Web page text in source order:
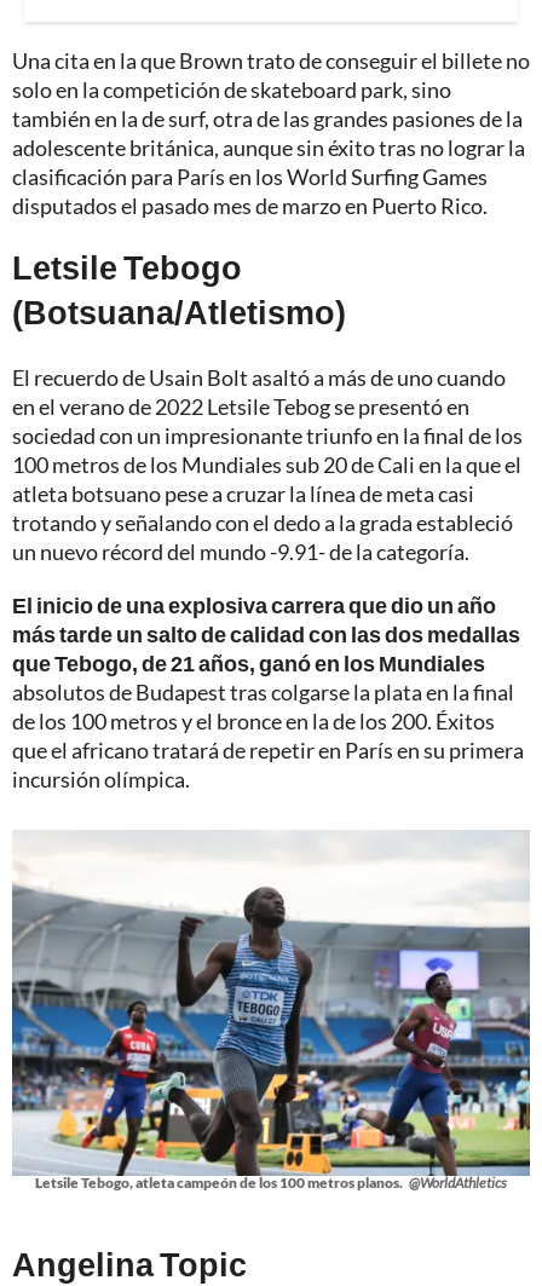
Una cita en la que Brown trato de conseguir el billete no
solo en la competición de skateboard park, sino
también en la de surf, otra de las grandes pasiones de la
adolescente británica, aunque sin éxito tras no lograr la
clasificación para París en los World Surfing Games
disputados el pasado mes de marzo en Puerto Rico.
Letsile Tebogo
(Botsuana/Atletismo)
El recuerdo de Usain Bolt asaltó a más de uno cuando
en el verano de 2022 Letsile Tebog se presentó en
sociedad con un impresionante triunfo en la final de los
100 metros de los Mundiales sub 20 de Cali en la que el
atleta botsuano pese a cruzar la línea de meta casi
trotando y señalando con el dedo a la grada estableció
un nuevo récord del mundo -9.91- de la categoría.
El inicio de una explosiva carrera que dio un año
más tarde un salto de calidad con las dos medallas
que Tebogo, de 21 años, ganó en los Mundiales
absolutos de Budapest tras colgarse la plata en la final
de los 100 metros y el bronce en la de los 200. Éxitos
que el africano tratará de repetir en París en su primera
incursión olímpica.
Letsile Tebogo, atleta campeón de los 100 metros planos. @WorldAthletics
Angelina Topic